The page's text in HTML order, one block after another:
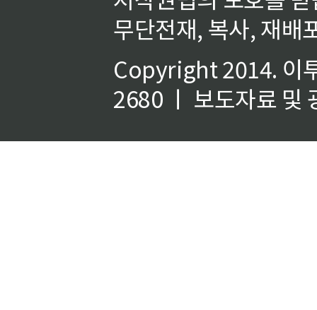
무단전재, 복사, 재배
Copyright 2014. 이
2680 ㅣ 보도자료